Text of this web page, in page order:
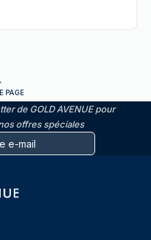
PAGE
de GOLD AVENUE pour
offres spéciales